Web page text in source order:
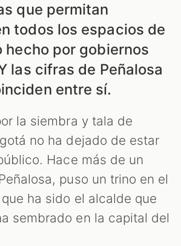
que permitan
todos los espacios de
hecho por gobiernos
las cifras de Peñalosa
entre sí.
la siembra y tala de
no ha dejado de estar
Hace más de un
puso un trino en el
ha sido el alcalde que
sembrado en la capital del